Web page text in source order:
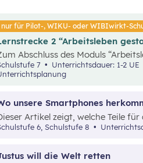
will die Welt retten
unsere Smartphones
Artikel zeigt, welche Teile
Firmen sie bauen und wo
Schulstufe 6, Schulstufe 8
nur für Pilot-, WIKU- oder WIBIwirkt-
2 “Arbeitsleben
Abschluss des Moduls
mit positiven Nachrichten und
der
Thema für die
7 Unterrichtsdauer: 1-2 UE